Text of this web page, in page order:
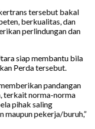
tersebut bakal
berkualitas, dan
perlindungan dan
siap membantu bila
Perda tersebut.
pandangan
terkait norma-norma
pihak saling
maupun pekerja/buruh,”